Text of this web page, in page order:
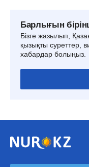
Барлығын
Бізге жазылып,
қызықты суреттер,
хабардар болыңыз.